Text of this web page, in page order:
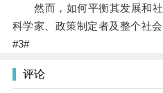
然而，如何平衡其发展和社
科学家、政策制定者及整个社会
#3#
评论